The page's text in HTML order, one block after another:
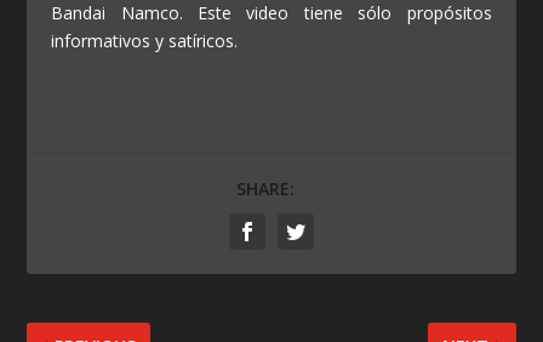
Bandai Namco. Este video tiene sólo propósitos
informativos y satíricos.
SHARE: